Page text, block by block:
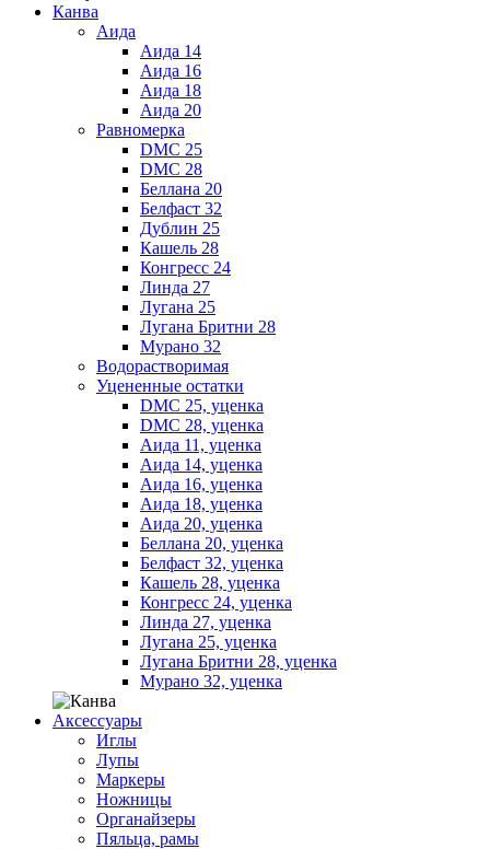
Канва
Аида
Аида 14
Аида 16
Аида 18
Аида 20
Равномерка
DMC 25
DMC 28
Беллана 20
Белфаст 32
Дублин 25
Кашель 28
Конгресс 24
Линда 27
Лугана 25
Лугана Бритни 28
Мурано 32
Водорастворимая
Уцененные остатки
DMC 25, уценка
DMC 28, уценка
Аида 11, уценка
Аида 14, уценка
Аида 16, уценка
Аида 18, уценка
Аида 20, уценка
Беллана 20, уценка
Белфаст 32, уценка
Кашель 28, уценка
Конгресс 24, уценка
Линда 27, уценка
Лугана 25, уценка
Лугана Бритни 28, уценка
Мурано 32, уценка
Аксессуары
Иглы
Лупы
Маркеры
Ножницы
Органайзеры
Пяльца, рамы